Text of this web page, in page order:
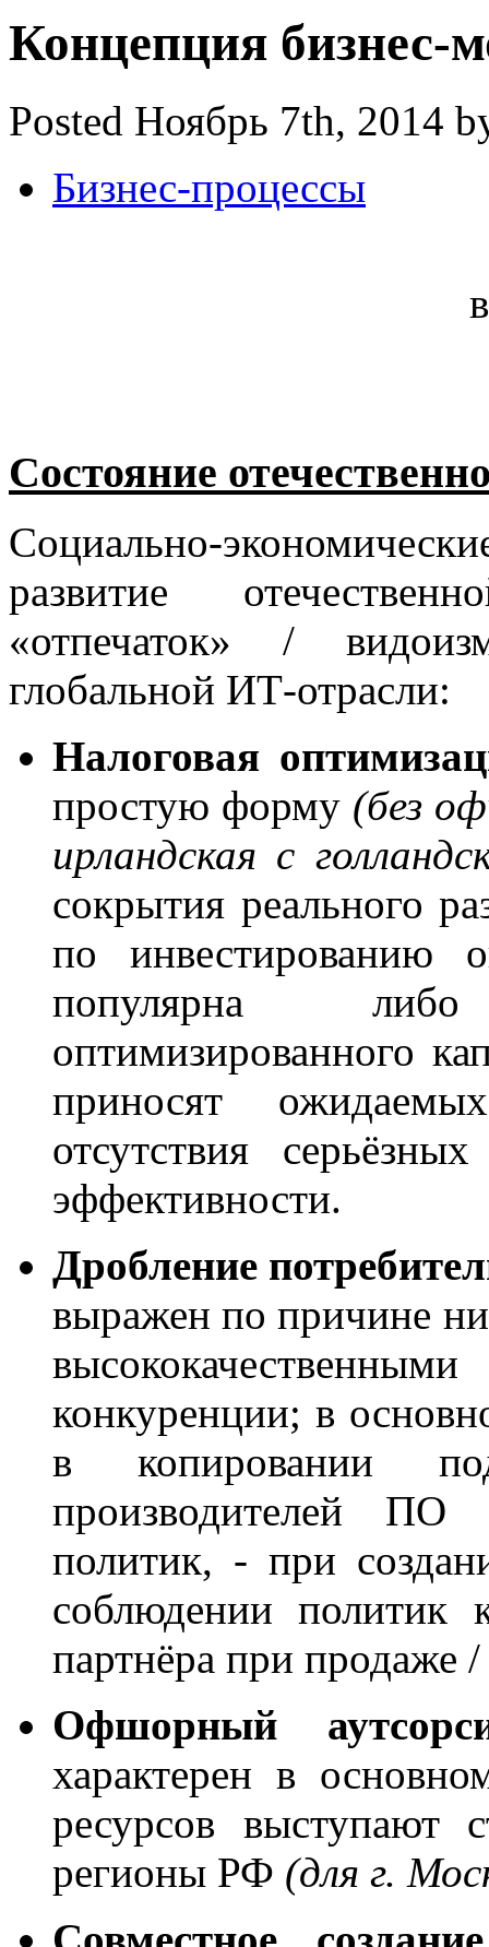
Концепция бизнес-
Posted Ноябрь 7th, 2014
Бизнес-процессы
Состояние
Социально-
развитие
«отпечаток» /
глобальной ИТ-отрасли:
Налоговая
простую форму (без
ирландская с
сокрытия реального
по инвестированию
популярна
оптимизированного
приносят
отсутствия
эффективности.
Дробление
выражен по причине
конкуренции; в
в копировании
производителей
политик, - при
соблюдении политик
партнёра при продаже
Офшорный
характерен в
ресурсов выступают
регионы РФ (для г.